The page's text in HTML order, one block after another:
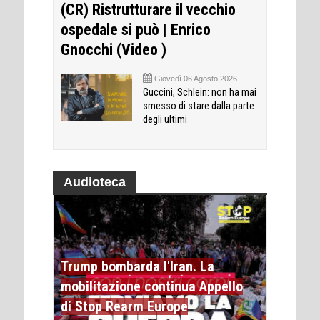
(CR) Ristrutturare il vecchio
ospedale si può | Enrico
Gnocchi (Video )
Giovedì 06 Agosto 2026
Guccini, Schlein: non ha mai
smesso di stare dalla parte
degli ultimi
Audioteca
Trump bombarda l'Iran. La
mobilitazione continua Appello
di Stop Rearm Europe